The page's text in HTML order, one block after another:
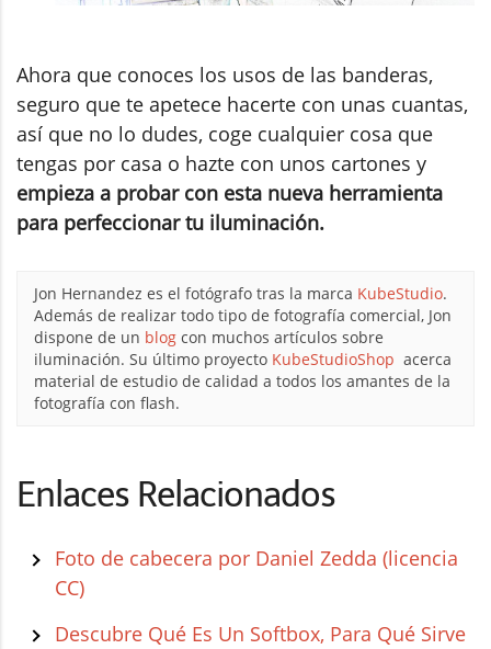
Ahora que conoces los usos de las banderas,
seguro que te apetece hacerte con unas cuantas,
así que no lo dudes, coge cualquier cosa que
tengas por casa o hazte con unos cartones y
empieza a probar con esta nueva herramienta
para perfeccionar tu iluminación.
Jon Hernandez es el fotógrafo tras la marca KubeStudio.
Además de realizar todo tipo de fotografía comercial, Jon
dispone de un blog con muchos artículos sobre
iluminación. Su último proyecto KubeStudioShop acerca
material de estudio de calidad a todos los amantes de la
fotografía con flash.
Enlaces Relacionados
Foto de cabecera por Daniel Zedda (licencia
CC)
Descubre Qué Es Un Softbox, Para Qué Sirve